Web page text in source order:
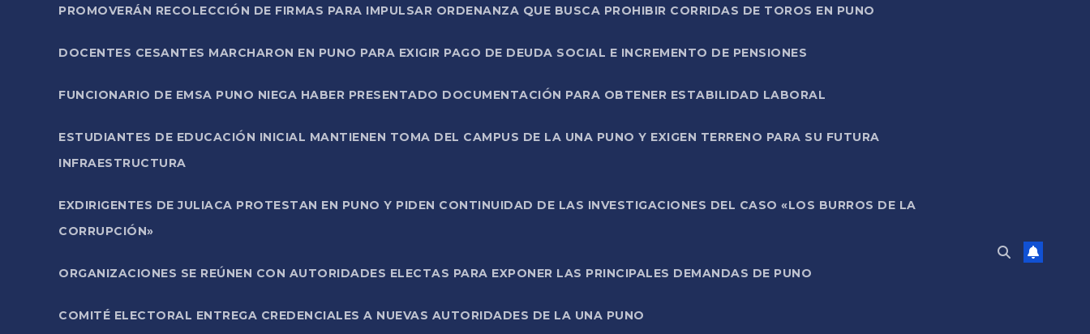
PROMOVERÁN RECOLECCIÓN DE FIRMAS PARA IMPULSAR ORDENANZA QUE BUSCA PROHIBIR CORRIDAS DE TOROS EN PUNO
DOCENTES CESANTES MARCHARON EN PUNO PARA EXIGIR PAGO DE DEUDA SOCIAL E INCREMENTO DE PENSIONES
FUNCIONARIO DE EMSA PUNO NIEGA HABER PRESENTADO DOCUMENTACIÓN PARA OBTENER ESTABILIDAD LABORAL
ESTUDIANTES DE EDUCACIÓN INICIAL MANTIENEN TOMA DEL CAMPUS DE LA UNA PUNO Y EXIGEN TERRENO PARA SU FUTURA
INFRAESTRUCTURA
EXDIRIGENTES DE JULIACA PROTESTAN EN PUNO Y PIDEN CONTINUIDAD DE LAS INVESTIGACIONES DEL CASO «LOS BURROS DE LA
CORRUPCIÓN»
ORGANIZACIONES SE REÚNEN CON AUTORIDADES ELECTAS PARA EXPONER LAS PRINCIPALES DEMANDAS DE PUNO
COMITÉ ELECTORAL ENTREGA CREDENCIALES A NUEVAS AUTORIDADES DE LA UNA PUNO